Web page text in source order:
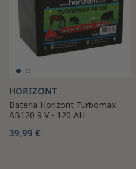
HORIZONT
Batería Horizont Turbomax
AB120 9 V - 120 AH
39,99 €